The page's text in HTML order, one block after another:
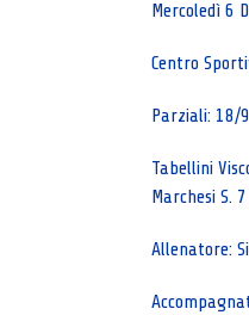
Mercoledì 6
Centro
Parziali: 18/
Tabellini
Marchesi S.
Allenatore: